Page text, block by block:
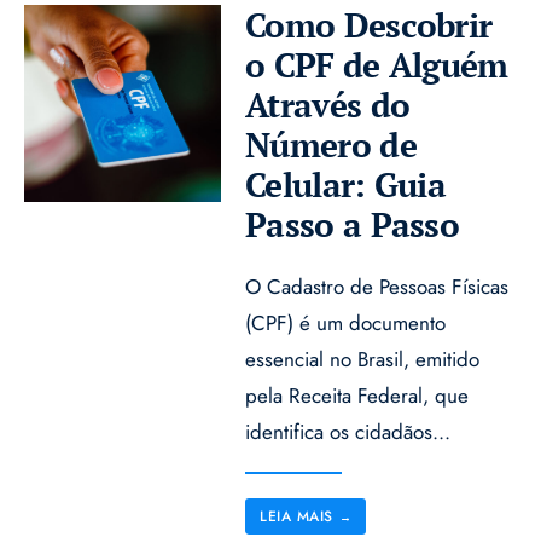
Como Descobrir
o CPF de Alguém
Através do
Número de
Celular: Guia
Passo a Passo
O Cadastro de Pessoas Físicas
(CPF) é um documento
essencial no Brasil, emitido
pela Receita Federal, que
identifica os cidadãos...
LEIA MAIS →